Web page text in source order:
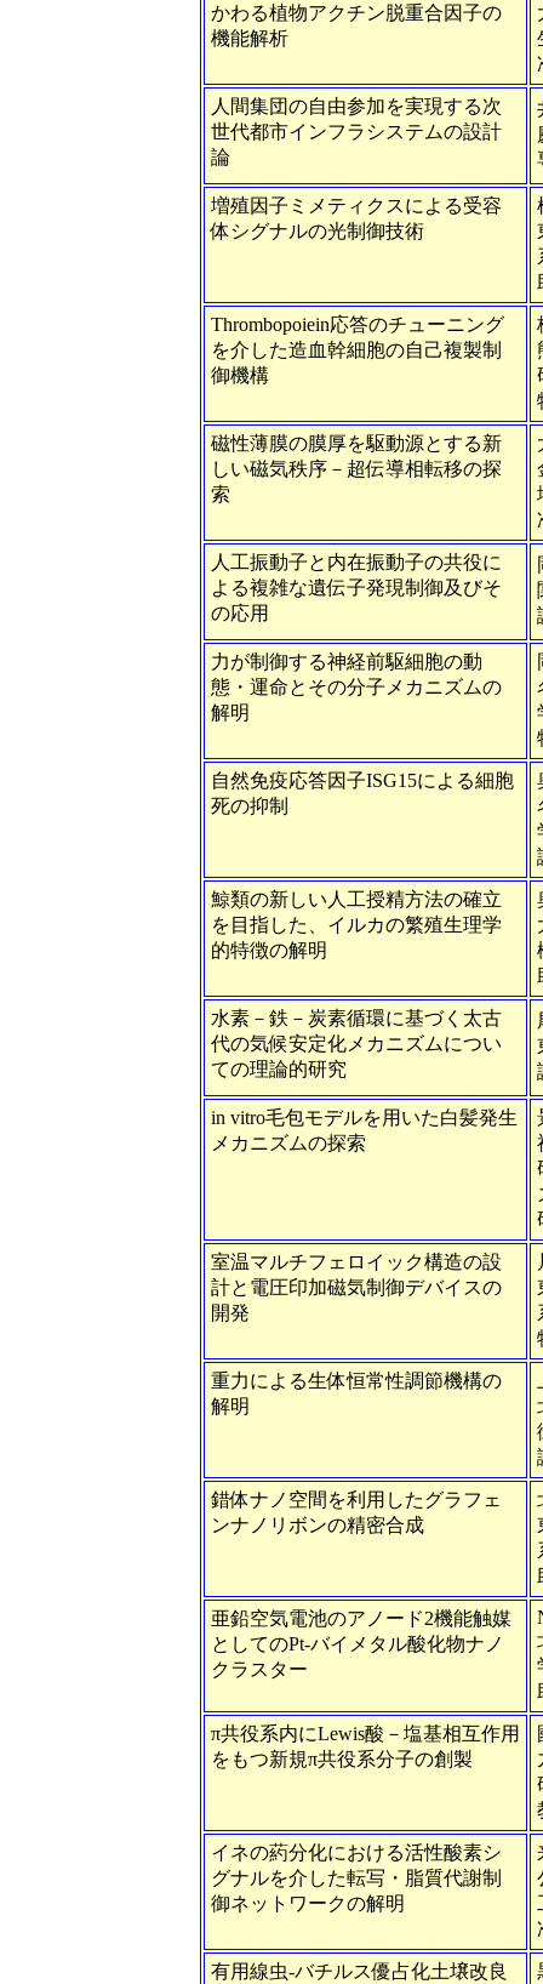
かわる植物アクチン脱重合因子の
機能解析
人間集団の自由参加を実現する次
世代都市インフラシステムの設計
論
増殖因子ミメティクスによる受容
体シグナルの光制御技術
Thrombopoiein応答のチューニング
を介した造血幹細胞の自己複製制
御機構
磁性薄膜の膜厚を駆動源とする新
しい磁気秩序－超伝導相転移の探
索
人工振動子と内在振動子の共役に
よる複雑な遺伝子発現制御及びそ
の応用
力が制御する神経前駆細胞の動
態・運命とその分子メカニズムの
解明
自然免疫応答因子ISG15による細胞
死の抑制
鯨類の新しい人工授精方法の確立
を目指した、イルカの繁殖生理学
的特徴の解明
水素－鉄－炭素循環に基づく太古
代の気候安定化メカニズムについ
ての理論的研究
in vitro毛包モデルを用いた白髪発生
メカニズムの探索
室温マルチフェロイック構造の設
計と電圧印加磁気制御デバイスの
開発
重力による生体恒常性調節機構の
解明
錯体ナノ空間を利用したグラフェ
ンナノリボンの精密合成
亜鉛空気電池のアノード2機能触媒
としてのPt-バイメタル酸化物ナノ
クラスター
π共役系内にLewis酸－塩基相互作用
をもつ新規π共役系分子の創製
イネの葯分化における活性酸素シ
グナルを介した転写・脂質代謝制
御ネットワークの解明
有用線虫-バチルス優占化土壌改良